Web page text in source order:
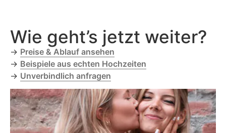
Wie geht’s jetzt weiter?
→ Preise & Ablauf ansehen
→ Beispiele aus echten Hochzeiten
→ Unverbindlich anfragen